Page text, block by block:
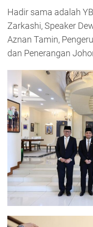
Hadir sama adalah
Zarkashi, Speaker
Aznan Tamin,
dan Penerangan